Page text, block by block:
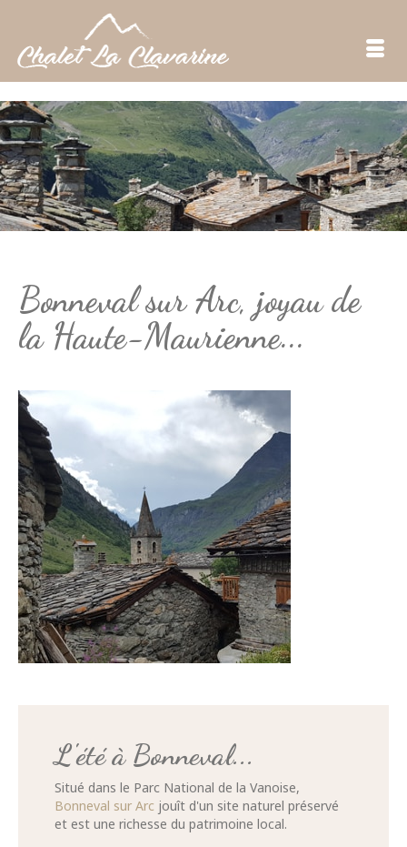
Bonneval sur Arc, joyau de
la Haute-Maurienne...
L'été à Bonneval...
Situé dans le Parc National de la Vanoise,
Bonneval sur Arc jouît d'un site naturel préservé
et est une richesse du patrimoine local.